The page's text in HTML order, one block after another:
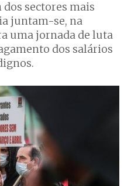
sectores mais
juntam-se, na
uma jornada de luta
dos salários